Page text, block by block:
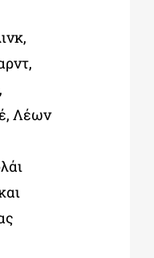
Λέων